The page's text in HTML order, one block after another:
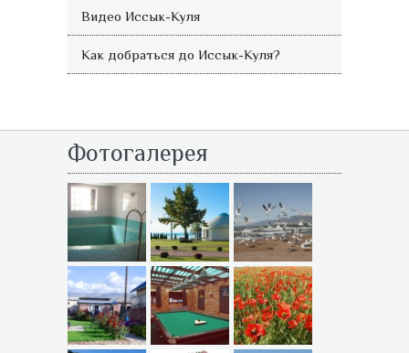
Видео Иссык-Куля
Как добраться до Иссык-Куля?
Фотогалерея